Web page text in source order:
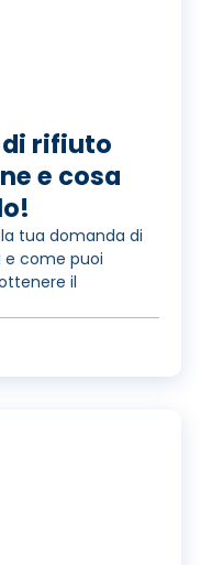
orifiuto
e cosa
tua domanda di
e come puoi
il